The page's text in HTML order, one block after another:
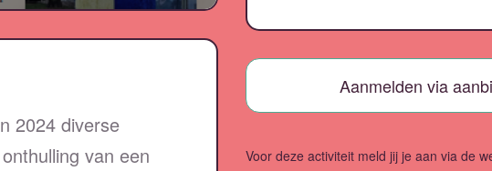
2024 diverse
van een
Aanmelden via
Voor deze activiteit meld jij je aan via de